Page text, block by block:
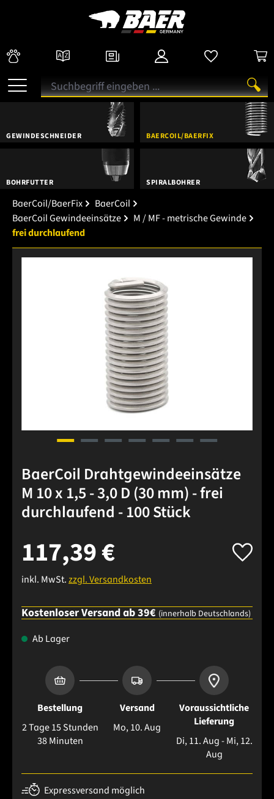
GEWINDESCHNEIDER BAERCOIL/BAERFIX
BOHRFUTTER SPIRALBOHRER
BaerCoil/BaerFix
BaerCoil
BaerCoil Gewindeeinsätze
M / MF - metrische Gewinde
frei durchlaufend
BaerCoil Drahtgewindeeinsätze
M 10 x 1,5 - 3,0 D (30 mm) - frei
durchlaufend - 100 Stück
117,39 €
inkl. MwSt.zzgl. Versandkosten
Kostenloser Versand ab 39€ (innerhalb Deutschlands)
Ab Lager
Bestellung
2 Tage 15 Stunden
38 Minuten
Versand
Mo, 10. Aug
Voraussichtliche
Lieferung
Di, 11. Aug - Mi, 12.
Aug
Expressversand möglich